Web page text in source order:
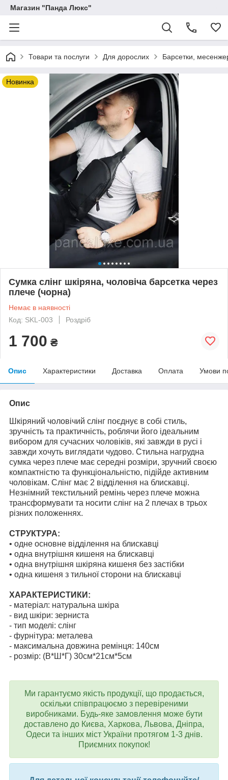
Магазин "Панда Люкс"
Товари та послуги Для дорослих Барсетки,
Новинка
Сумка слінг шкіряна, чоловіча барсетка через
плече (чорна)
Немає в наявності
Код: SKL-003
Роздріб
1 700 ₴
Опис Характеристики Доставка Оплата Умови
Опис
Шкіряний чоловічий слінг поєднує в собі стиль,
зручність та практичність, роблячи його ідеальним
вибором для сучасних чоловіків, які завжди в русі і
завжди хочуть виглядати чудово. Стильна нагрудна
сумка через плече має середні розміри, зручний своєю
компактністю та функціональністю, підійде активним
чоловікам. Слінг має 2 відділення на блискавці.
Незнімний текстильний ремінь через плече можна
трансформувати та носити слінг на 2 плечах в трьох
різних положеннях.
СТРУКТУРА:
• одне основне відділення на блискавці
• одна внутрішня кишеня на блискавці
• одна внутрішня шкіряна кишеня без застібки
• одна кишеня з тильної сторони на блискавці
ХАРАКТЕРИСТИКИ:
- матеріал: натуральна шкіра
- вид шкіри: зерниста
- тип моделі: слінг
- фурнітура: металева
- максимальна довжина ремінця: 140см
- розмір: (В*Ш*Г) 30см*21см*5см
Ми гарантуємо якість продукції, що продається,
оскільки співпрацюємо з перевіреними
виробниками. Будь-яке замовлення може бути
доставлено до Києва, Харкова, Львова, Дніпра,
Одеси та інших міст України протягом 1-3 днів.
Приємних покупок!